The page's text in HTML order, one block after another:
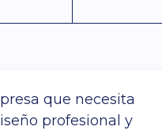
que necesita
profesional y